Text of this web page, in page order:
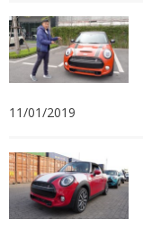
11/01/2019